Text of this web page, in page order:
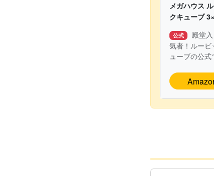
メガハウス
クキューブ
ンス商品】
公式
殿堂
気者！ルービ
ューブの公式